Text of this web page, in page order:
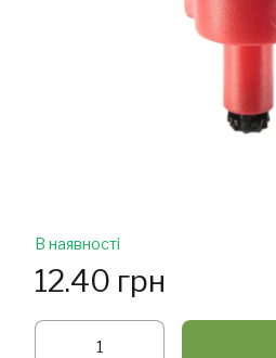
В наявності
12.40 грн